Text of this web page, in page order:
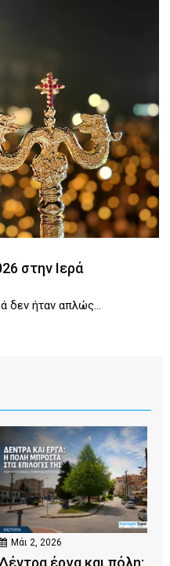
στην Ιερά
δεν ήταν απλώς...
Μάι 2, 2026
έργα και πόλη: